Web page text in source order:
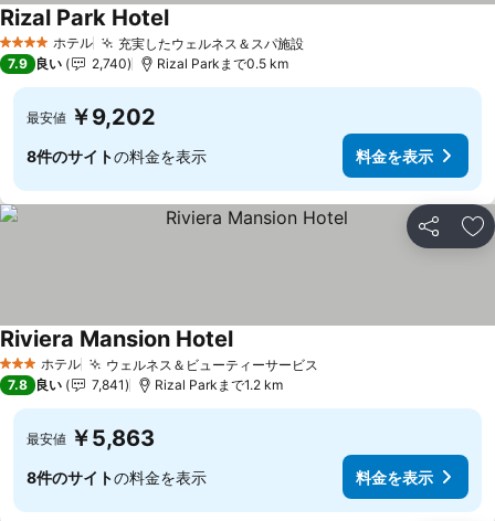
4 ホテルのランク
ホテル 充実したウェルネス＆スパ施設
Rizal Park Hotel
7.9 良い 2,740 Rizal Parkまで0.5 km
最安値 ￥9,202
8件のサイトの料金を表示 料金を表示
シェア お
3 ホテルのランク
ホテル ウェルネス＆ビューティーサービス
Riviera Mansion Hotel
7.8 良い 7,841 Rizal Parkまで1.2 km
最安値 ￥5,863
8件のサイトの料金を表示 料金を表示